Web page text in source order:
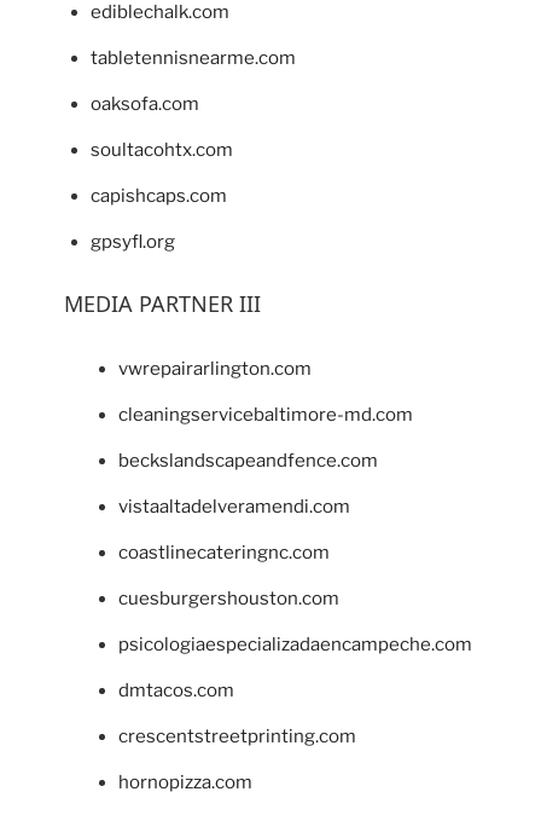
ediblechalk.com
tabletennisnearme.com
oaksofa.com
soultacohtx.com
capishcaps.com
gpsyfl.org
MEDIA PARTNER III
vwrepairarlington.com
cleaningservicebaltimore-md.com
beckslandscapeandfence.com
vistaaltadelveramendi.com
coastlinecateringnc.com
cuesburgershouston.com
psicologiaespecializadaencampeche.com
dmtacos.com
crescentstreetprinting.com
hornopizza.com